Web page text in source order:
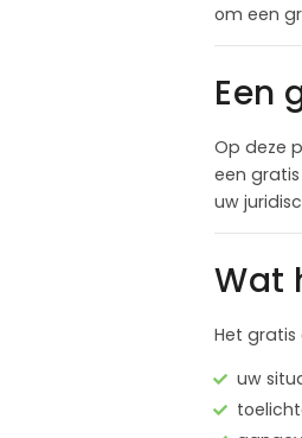
om een
Een
Op deze
een
uw
Wat
Het gratis
uw